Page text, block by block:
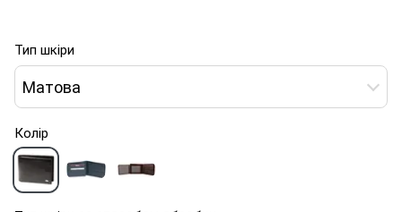
Тип шкіри
Матова
Колір